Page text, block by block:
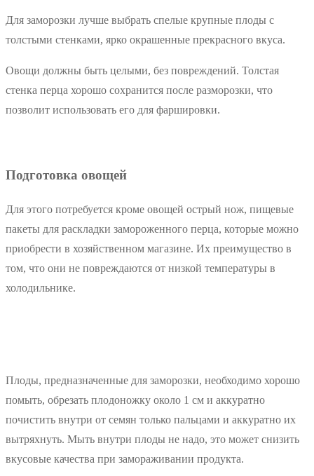
Для заморозки лучше выбрать спелые крупные плоды с
толстыми стенками, ярко окрашенные прекрасного вкуса.
Овощи должны быть целыми, без повреждений. Толстая
стенка перца хорошо сохранится после разморозки, что
позволит использовать его для фаршировки.
Подготовка овощей
Для этого потребуется кроме овощей острый нож, пищевые
пакеты для раскладки замороженного перца, которые можно
приобрести в хозяйственном магазине. Их преимущество в
том, что они не повреждаются от низкой температуры в
холодильнике.
Плоды, предназначенные для заморозки, необходимо хорошо
помыть, обрезать плодоножку около 1 см и аккуратно
почистить внутри от семян только пальцами и аккуратно их
вытряхнуть. Мыть внутри плоды не надо, это может снизить
вкусовые качества при замораживании продукта.